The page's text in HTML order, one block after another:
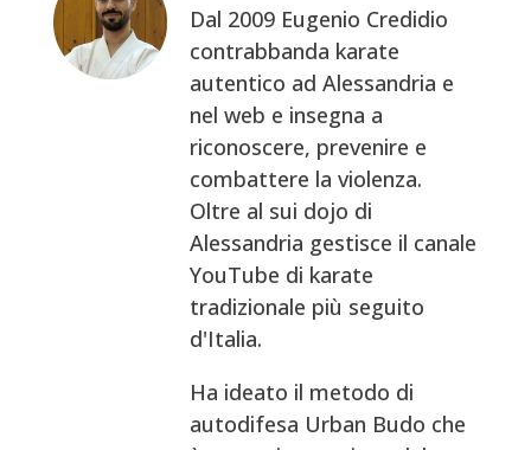
Dal 2009 Eugenio Credidio
contrabbanda karate
autentico ad Alessandria e
nel web e insegna a
riconoscere, prevenire e
combattere la violenza.
Oltre al sui dojo di
Alessandria gestisce il canale
YouTube di karate
tradizionale più seguito
d'Italia.
Ha ideato il metodo di
autodifesa Urban Budo che